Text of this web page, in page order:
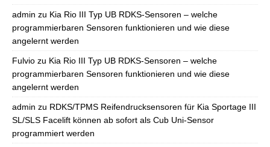
admin zu Kia Rio III Typ UB RDKS-Sensoren – welche
programmierbaren Sensoren funktionieren und wie diese
angelernt werden
Fulvio zu Kia Rio III Typ UB RDKS-Sensoren – welche
programmierbaren Sensoren funktionieren und wie diese
angelernt werden
admin zu RDKS/TPMS Reifendrucksensoren für Kia Sportage III
SL/SLS Facelift können ab sofort als Cub Uni-Sensor
programmiert werden